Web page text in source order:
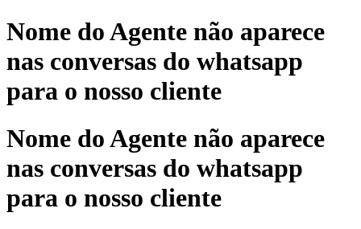
Nome do Agente não aparece
nas conversas do whatsapp
para o nosso cliente
Nome do Agente não aparece
nas conversas do whatsapp
para o nosso cliente